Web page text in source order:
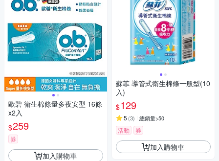
歐碧 衛生棉條量多夜安型 16條
x2入
$259
券
加入購物車
蘇菲 導管式衛生棉條一般型(10
入)
$129
5 (3) 總銷量>50
活動 券
加入購物車